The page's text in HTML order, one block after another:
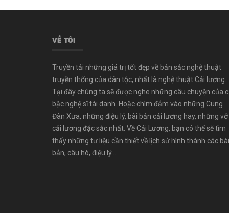
VỀ TÔI
Truyền tải những giá trị tốt đẹp về bản sắc nghệ thuật
truyền thống của dân tộc, nhất là nghệ thuật Cải lương.
Tại đây chúng ta sẽ được nghe những câu chuyện của
bậc nghệ sĩ tài danh. Hoặc chìm đắm vào những Cung
Đàn Xưa, những điệu lý, bài bản cải lương hay, những vở
cải lương đặc sắc nhất. Về Cải Lương, bạn có thể sẽ tìm
thấy những tư liệu cần thiết về lịch sử hình thành các bài
bản, câu hò, điệu lý...